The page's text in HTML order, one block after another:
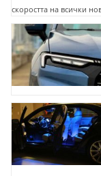
скоростта на всички